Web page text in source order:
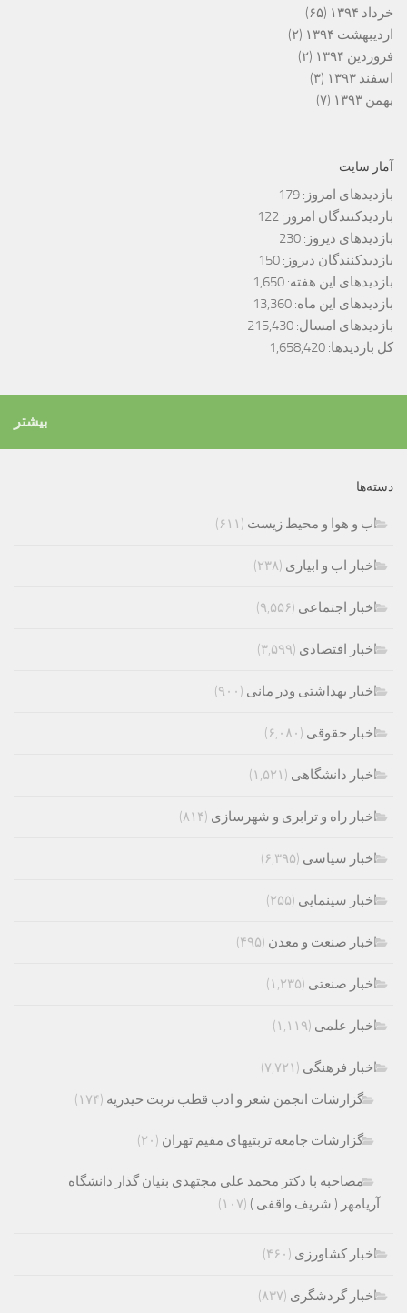
خرداد ۱۳۹۴
(۶۵)
اردیبهشت ۱۳۹۴
(۲)
فروردین ۱۳۹۴
(۲)
اسفند ۱۳۹۳
(۳)
بهمن ۱۳۹۳
(۷)
آمار سایت
بازدیدهای امروز: 179
بازدیدکنندگان امروز: 122
بازدیدهای دیروز: 230
بازدیدکنندگان دیروز: 150
بازدیدهای این هفته: 1,650
بازدیدهای این ماه: 13,360
بازدیدهای امسال: 215,430
کل بازدیدها: 1,658,420
بیشتر
دسته‌ها
اب و هوا و محیط زیست (۶۱۱)
اخبار اب و ابیاری (۲۳۸)
اخبار اجتماعی (۹,۵۵۶)
اخبار اقتصادی (۳,۵۹۹)
اخبار بهداشتی ودر مانی (۹۰۰)
اخبار حقوقی (۶,۰۸۰)
اخبار دانشگاهی (۱,۵۲۱)
اخبار راه و ترابری و شهرسازی (۸۱۴)
اخبار سیاسی (۶,۳۹۵)
اخبار سینمایی (۲۵۵)
اخبار صنعت و معدن (۴۹۵)
اخبار صنعتی (۱,۲۳۵)
اخبار علمی (۱,۱۱۹)
اخبار فرهنگی (۷,۷۲۱)
گزارشات انجمن شعر و ادب قطب تربت حیدریه (۱۷۴)
گزارشات جامعه تربتیهای مقیم تهران (۲۰)
مصاحبه با دکتر محمد علی مجتهدی بنیان گذار دانشگاه
آریامهر ( شریف واقفی ) (۱۰۷)
اخبار کشاورزی (۴۶۰)
اخبار گردشگری (۸۳۷)